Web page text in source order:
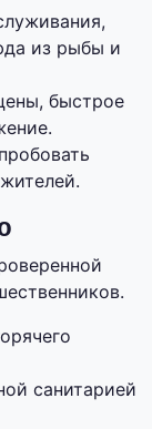
из рыбы и
быстрое
санитарией